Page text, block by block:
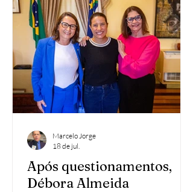
Raquel Lyra (PSD) – 40,3%João Campos
(PSB) – 27,9%Ivan Moraes (Federação
Psol/Rede) –
0,3%Branco/Nulo/Nenhum –
3,7%NS/NR – 27,8%
Após questionamentos,
Débora Almeida
Marcelo Jorge
18 de jul.